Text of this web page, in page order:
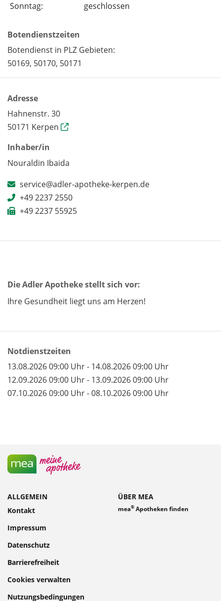
Sonntag:
geschlossen
Botendienstzeiten
Botendienst in PLZ Gebieten:
50169, 50170, 50171
Adresse
Hahnenstr. 30
50171 Kerpen
Inhaber/in
Nouraldin Ibaida
service@adler-apotheke-kerpen.de
+49 2237 2550
+49 2237 55925
Die Adler Apotheke stellt sich vor:
Ihre Gesundheit liegt uns am Herzen!
Notdienstzeiten
13.08.2026 09:00 Uhr - 14.08.2026 09:00 Uhr
12.09.2026 09:00 Uhr - 13.09.2026 09:00 Uhr
07.10.2026 09:00 Uhr - 08.10.2026 09:00 Uhr
ALLGEMEIN
Kontakt
Impressum
Datenschutz
Barrierefreiheit
Cookies verwalten
Nutzungsbedingungen
ÜBER MEA
mea® Apotheken finden